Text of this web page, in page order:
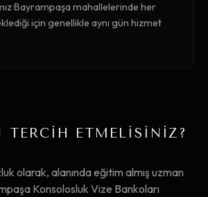
Bayrampaşa mahallelerinde her
için genellikle aynı gün hizmet
TERCİH ETMELİSİNİZ?
olarak, alanında eğitim almış uzman
Konsolosluk Vize Bankoları